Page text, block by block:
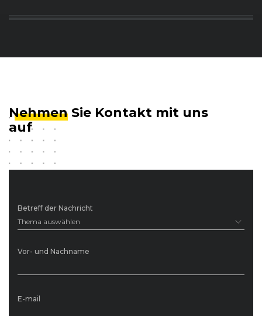
Betreff der Nachricht
Thema auswählen
Vor- und Nachname
E-mail
Nehmen Sie Kontakt mit uns
auf